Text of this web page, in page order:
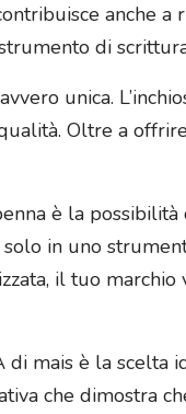
anche
di
unica.
Oltre a
è la
in uno
il tuo
di mais è la
che dimostra